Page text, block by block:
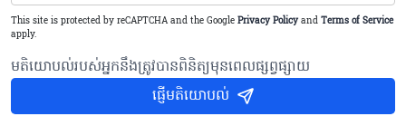
This site is protected by reCAPTCHA and the Google Privacy Policy and Terms of Service
apply.
មតិយោបល់របស់អ្នកនឹងត្រូវបានពិនិត្យមុនពេលផ្សព្វផ្សាយ
ផ្ញើមតិយោបល់